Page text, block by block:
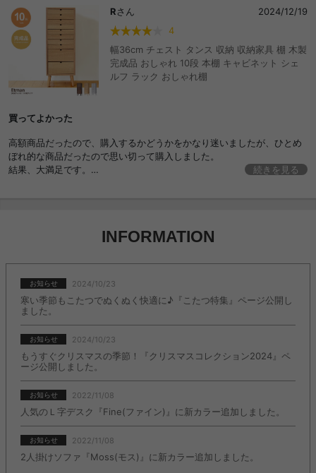
Rさん
2024/12/19
4
幅36cm チェスト タンス 収納 収納家具 棚 木製
完成品 おしゃれ 10段 本棚 キャビネット シェ
ルフ ラック おしゃれ棚
買ってよかった
高額商品だったので、購入するかどうかをかなり迷いましたが、ひとめ
ぼれ的な商品だったので思い切って購入しました。
結果、大満足です。
価格がもう少し安ければ星5つにしたと思います。
続きを見る
INFORMATION
お知らせ 2024/10/23
寒い季節もこたつでぬくぬく快適に♪『こたつ特集』ページ公開し
ました。
お知らせ 2024/10/23
もうすぐクリスマスの季節！『クリスマスコレクション2024』ペ
ージ公開しました。
お知らせ 2022/11/08
人気のＬ字デスク『Fine(ファイン)』に新カラー追加しました。
お知らせ 2022/11/08
2人掛けソファ『Moss(モス)』に新カラー追加しました。